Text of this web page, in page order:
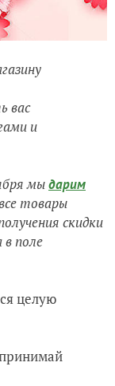
вас
и
мыдарим
товары
скидки
поле
целую